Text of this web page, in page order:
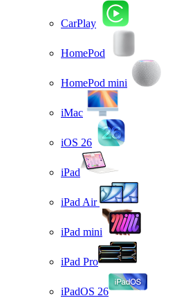
CarPlay
HomePod
HomePod mini
iMac
iOS 26
iPad
iPad Air
iPad mini
iPad Pro
iPadOS 26